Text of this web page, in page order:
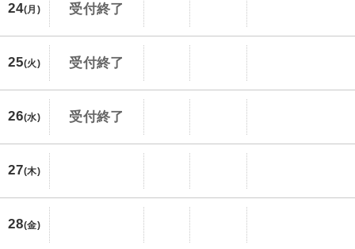
24(月) 受付終了
25(火) 受付終了
26(水) 受付終了
27(木)
28(金)